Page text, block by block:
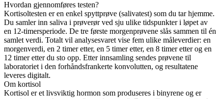
Hvordan gjennomføres testen?
Kortisoltesten er en enkel spyttprøve (salivatest) som du tar hjemme.
Du samler inn saliva i prøverør ved sju ulike tidspunkter i løpet av
en 12-timersperiode. De tre første morgenprøvene slås sammen til én
samlet verdi. Totalt vil analysesvaret vise fem ulike måleverdier: en
morgenverdi, en 2 timer etter, en 5 timer etter, en 8 timer etter og en
12 timer etter du sto opp. Etter innsamling sendes prøvene til
laboratoriet i den forhåndsfrankerte konvolutten, og resultatene
leveres digitalt.
Om kortisol
Kortisol er et livsviktig hormon som produseres i binyrene og er